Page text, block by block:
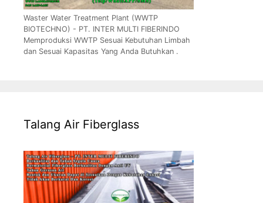
Waster Water Treatment Plant (WWTP
BIOTECHNO) - PT. INTER MULTI FIBERINDO
Memproduksi WWTP Sesuai Kebutuhan Limbah
dan Sesuai Kapasitas Yang Anda Butuhkan .
Talang Air Fiberglass